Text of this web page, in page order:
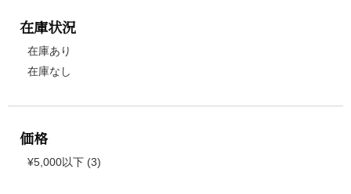
在庫状況
在庫あり
在庫なし
価格
¥5,000以下 (3)